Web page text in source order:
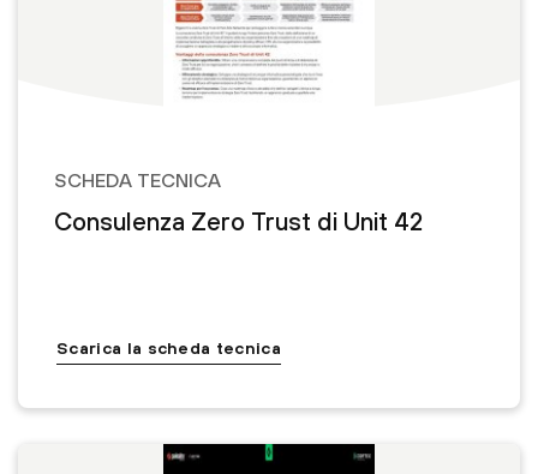
SCHEDA TECNICA
Consulenza Zero Trust di Unit 42
Scarica la scheda tecnica